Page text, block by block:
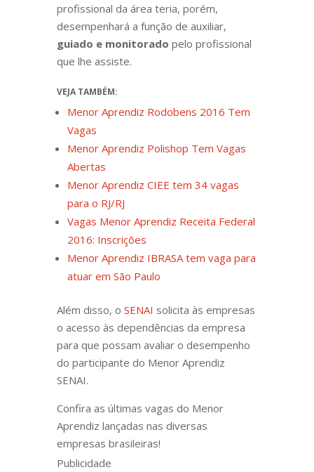
profissional da área teria, porém,
desempenhará a função de auxiliar,
guiado e monitorado pelo profissional
que lhe assiste.
VEJA TAMBÉM:
Menor Aprendiz Rodobens 2016 Tem
Vagas
Menor Aprendiz Polishop Tem Vagas
Abertas
Menor Aprendiz CIEE tem 34 vagas
para o RJ/RJ
Vagas Menor Aprendiz Receita Federal
2016: Inscrições
Menor Aprendiz IBRASA tem vaga para
atuar em São Paulo
Além disso, o SENAI solicita às empresas
o acesso às dependências da empresa
para que possam avaliar o desempenho
do participante do Menor Aprendiz
SENAI.
Confira as últimas vagas do Menor
Aprendiz lançadas nas diversas
empresas brasileiras!
Publicidade